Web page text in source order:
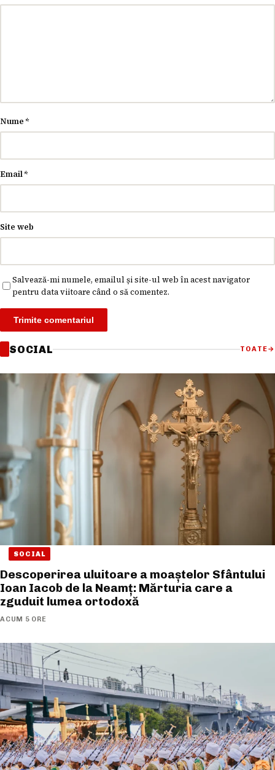
Nume*
Email*
Site web
Salvează-mi numele, emailul și site-ul web în acest navigator
pentru data viitoare când o să comentez.
SOCIAL TOATE→
SOCIAL
Descoperirea uluitoare a moaștelor Sfântului
Ioan Iacob de la Neamț: Mărturia care a
zguduit lumea ortodoxă
ACUM 5 ORE